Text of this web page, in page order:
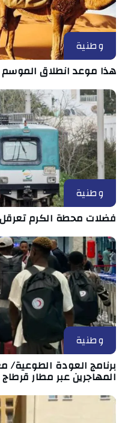
وطنية
هذا موعد انطلاق
وطنية
فضلات محطة الكرم
وطنية
برنامج العودة
المهاجرين عبر مطار قرطاج